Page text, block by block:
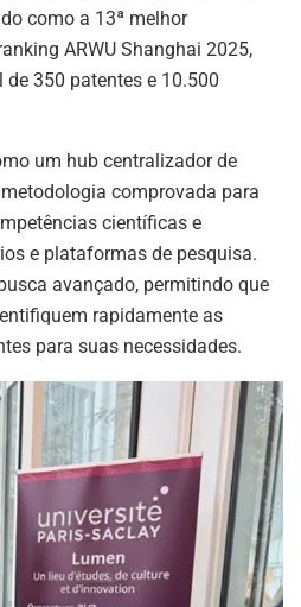
como a 13ª melhor
ARWU Shanghai 2025,
350 patentes e 10.500
um hub centralizador de
comprovada para
científicas e
e plataformas de pesquisa.
avançado, permitindo que
rapidamente as
para suas necessidades.